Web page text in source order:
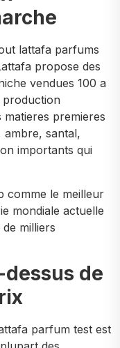
lattafa parfums
propose des
vendues 100 a
production
premieres
ambre, santal,
importants qui
comme le meilleur
mondiale actuelle
milliers
de
parfum test est